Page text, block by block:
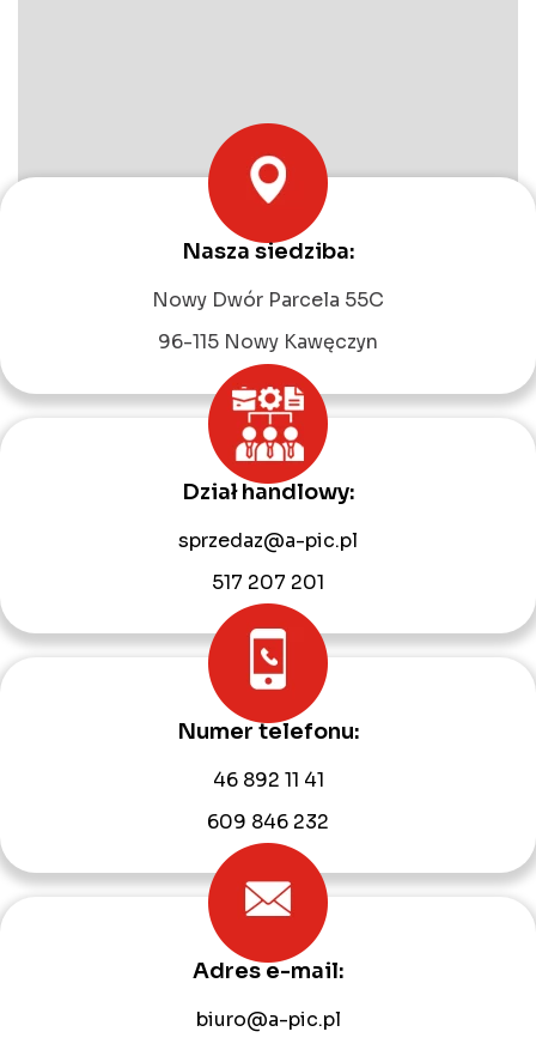
Nasza siedziba:
Nowy Dwór Parcela 55C
96-115 Nowy Kawęczyn
Dział handlowy:
sprzedaz@a-pic.pl
517 207 201
Numer telefonu:
46 892 11 41
609 846 232
Adres e-mail:
biuro@a-pic.pl